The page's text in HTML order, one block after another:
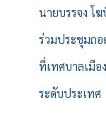
นายบรรจง โ
ร่วมประชุมถอ
ที่เทศบาลเมือ
ระดับประเทศ